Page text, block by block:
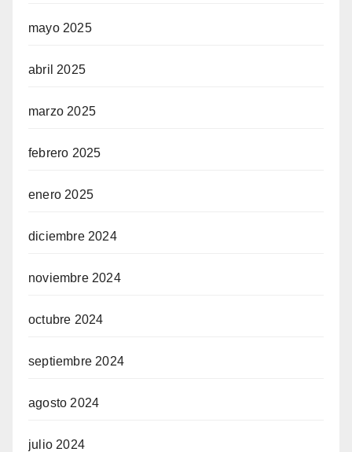
mayo 2025
abril 2025
marzo 2025
febrero 2025
enero 2025
diciembre 2024
noviembre 2024
octubre 2024
septiembre 2024
agosto 2024
julio 2024